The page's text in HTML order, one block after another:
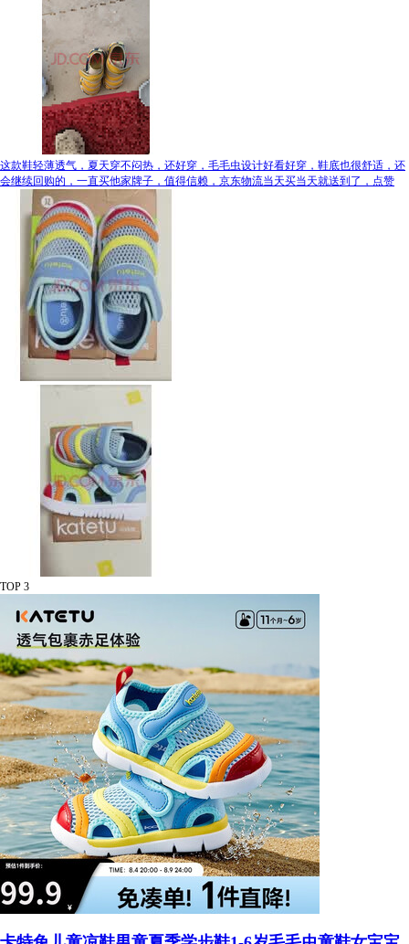
这款鞋轻薄透气，夏天穿不闷热，还好穿，毛毛虫设计好看好穿，鞋底也很舒适，还
会继续回购的，一直买他家牌子，值得信赖，京东物流当天买当天就送到了，点赞
TOP 3